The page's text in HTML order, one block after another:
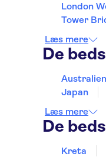
London
Tower
Læs mere
De
Australien
Japan
Læs mere
De
Kreta